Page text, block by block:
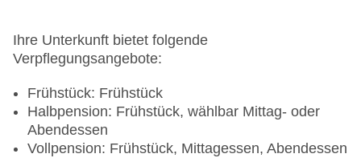
Ihre Unterkunft bietet folgende
Verpflegungsangebote:
Frühstück: Frühstück
Halbpension: Frühstück, wählbar Mittag- oder
Abendessen
Vollpension: Frühstück, Mittagessen, Abendessen